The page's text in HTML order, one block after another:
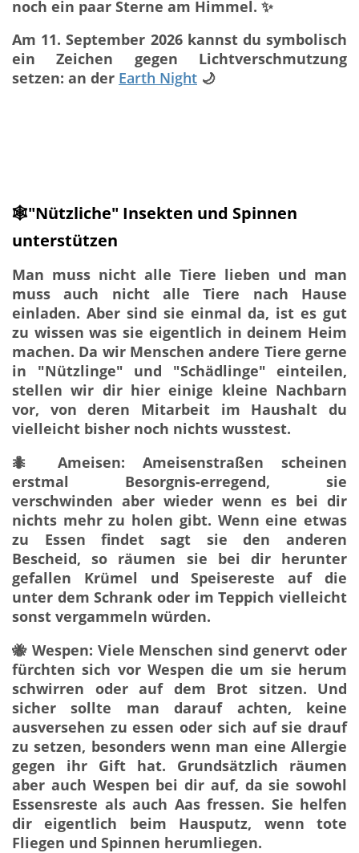
noch ein paar Sterne am Himmel. ✨
Am 11. September 2026 kannst du symbolisch
ein Zeichen gegen Lichtverschmutzung
setzen: an der Earth Night 🌙
🕸️"Nützliche" Insekten und Spinnen
unterstützen
Man muss nicht alle Tiere lieben und man
muss auch nicht alle Tiere nach Hause
einladen. Aber sind sie einmal da, ist es gut
zu wissen was sie eigentlich in deinem Heim
machen. Da wir Menschen andere Tiere gerne
in "Nützlinge" und "Schädlinge" einteilen,
stellen wir dir hier einige kleine Nachbarn
vor, von deren Mitarbeit im Haushalt du
vielleicht bisher noch nichts wusstest.
🐜 Ameisen: Ameisenstraßen scheinen
erstmal Besorgnis-erregend, sie
verschwinden aber wieder wenn es bei dir
nichts mehr zu holen gibt. Wenn eine etwas
zu Essen findet sagt sie den anderen
Bescheid, so räumen sie bei dir herunter
gefallen Krümel und Speisereste auf die
unter dem Schrank oder im Teppich vielleicht
sonst vergammeln würden.
🐝 Wespen: Viele Menschen sind genervt oder
fürchten sich vor Wespen die um sie herum
schwirren oder auf dem Brot sitzen. Und
sicher sollte man darauf achten, keine
ausversehen zu essen oder sich auf sie drauf
zu setzen, besonders wenn man eine Allergie
gegen ihr Gift hat. Grundsätzlich räumen
aber auch Wespen bei dir auf, da sie sowohl
Essensreste als auch Aas fressen. Sie helfen
dir eigentlich beim Hausputz, wenn tote
Fliegen und Spinnen herumliegen.